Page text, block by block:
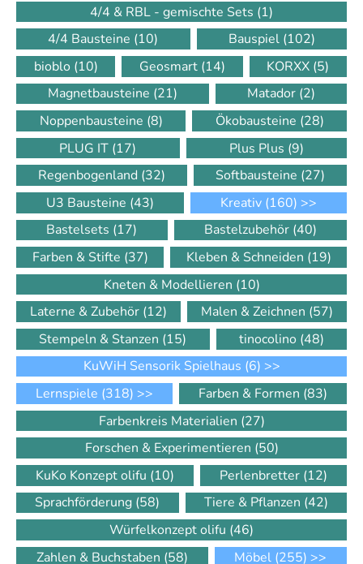
4/4 & RBL - gemischte Sets (1)
4/4 Bausteine (10) Bauspiel (102)
bioblo (10) Geosmart (14) KORXX (5)
Magnetbausteine (21) Matador (2)
Noppenbausteine (8) Ökobausteine (28)
PLUG IT (17) Plus Plus (9)
Regenbogenland (32) Softbausteine (27)
U3 Bausteine (43) Kreativ (160) >>
Bastelsets (17) Bastelzubehör (40)
Farben & Stifte (37) Kleben & Schneiden (19)
Kneten & Modellieren (10)
Laterne & Zubehör (12) Malen & Zeichnen (57)
Stempeln & Stanzen (15) tinocolino (48)
KuWiH Sensorik Spielhaus (6) >>
Lernspiele (318) >> Farben & Formen (83)
Farbenkreis Materialien (27)
Forschen & Experimentieren (50)
KuKo Konzept olifu (10) Perlenbretter (12)
Sprachförderung (58) Tiere & Pflanzen (42)
Würfelkonzept olifu (46)
Zahlen & Buchstaben (58) Möbel (255) >>